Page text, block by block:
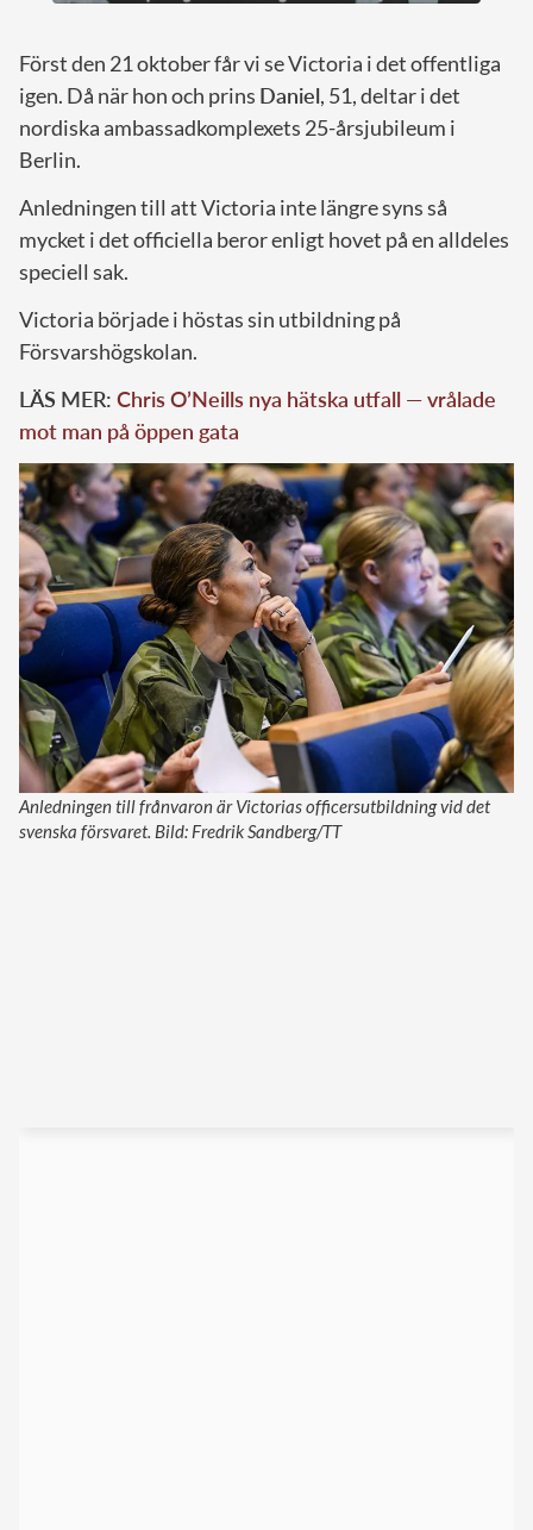
Först den 21 oktober får vi se Victoria i det offentliga
igen. Då när hon och prins Daniel, 51, deltar i det
nordiska ambassadkomplexets 25-årsjubileum i
Berlin.
Anledningen till att Victoria inte längre syns så
mycket i det officiella beror enligt hovet på en alldeles
speciell sak.
Victoria började i höstas sin utbildning på
Försvarshögskolan.
LÄS MER: Chris O’Neills nya hätska utfall — vrålade
mot man på öppen gata
Anledningen till frånvaron är Victorias officersutbildning vid det
svenska försvaret. Bild: Fredrik Sandberg/TT